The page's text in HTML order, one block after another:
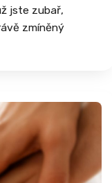
jste zubař,
zmíněný